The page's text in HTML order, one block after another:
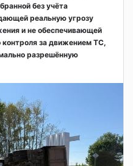
без учёта
реальную угрозу
и не обеспечивающей
контроля за движением ТС,
разрешённую